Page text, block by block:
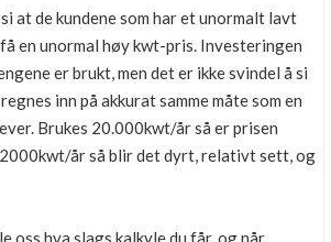
at de kundene som har et unormalt lavt
en unormal høy kwt-pris. Investeringen
er brukt, men det er ikke svindel å si
inn på akkurat samme måte som en
Brukes 20.000kwt/år så er prisen
2000kwt/år så blir det dyrt, relativt sett, og
oss hva slags kalkyle du får, og når